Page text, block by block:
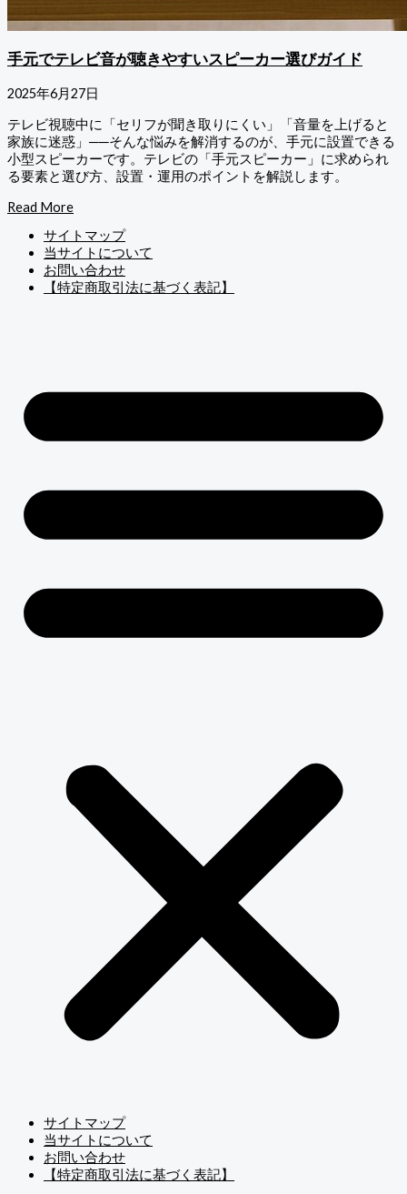
手元でテレビ音が聴きやすいスピーカー選びガイド
2025年6月27日
テレビ視聴中に「セリフが聞き取りにくい」「音量を上げると
家族に迷惑」──そんな悩みを解消するのが、手元に設置できる
小型スピーカーです。テレビの「手元スピーカー」に求められ
る要素と選び方、設置・運用のポイントを解説します。
Read More
サイトマップ
当サイトについて
お問い合わせ
【特定商取引法に基づく表記】
サイトマップ
当サイトについて
お問い合わせ
【特定商取引法に基づく表記】